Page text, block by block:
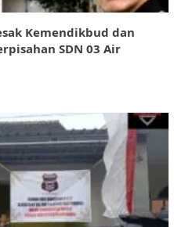
Kemendikbud dan
SDN 03 Air